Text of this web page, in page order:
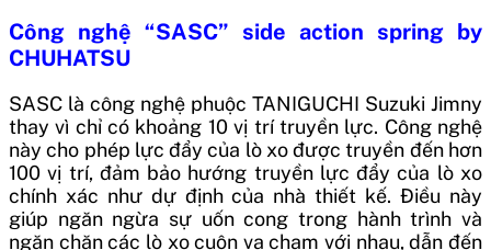
Công nghệ “SASC” side action spring by
CHUHATSU
SASC là công nghệ phuộc TANIGUCHI Suzuki Jimny
thay vì chỉ có khoảng 10 vị trí truyền lực. Công nghệ
này cho phép lực đẩy của lò xo được truyền đến hơn
100 vị trí, đảm bảo hướng truyền lực đẩy của lò xo
chính xác như dự định của nhà thiết kế. Điều này
giúp ngăn ngừa sự uốn cong trong hành trình và
ngăn chặn các lò xo cuộn va chạm với nhau, dẫn đến